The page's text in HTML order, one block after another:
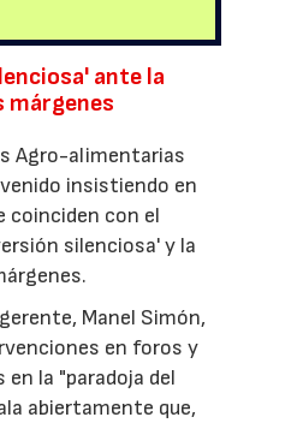
ante la
márgenes
Agro-alimentarias
insistiendo en
coinciden con el
silenciosa' y la
Manel Simón,
en foros y
la "paradoja del
abiertamente que,